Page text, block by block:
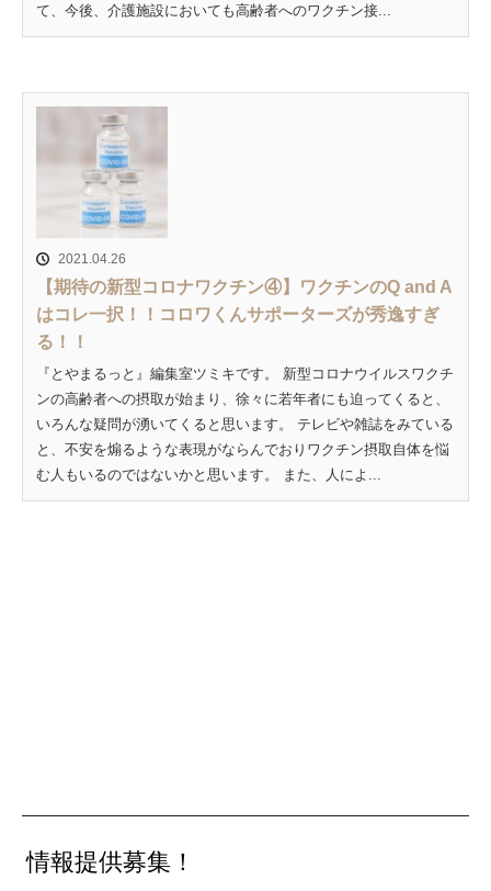
て、今後、介護施設においても高齢者へのワクチン接...
2021.04.26
【期待の新型コロナワクチン④】ワクチンのQ and A
はコレ一択！！コロワくんサポーターズが秀逸すぎ
る！！
『とやまるっと』編集室ツミキです。 新型コロナウイルスワクチ
ンの高齢者への摂取が始まり、徐々に若年者にも迫ってくると、
いろんな疑問が湧いてくると思います。 テレビや雑誌をみている
と、不安を煽るような表現がならんでおりワクチン摂取自体を悩
む人もいるのではないかと思います。 また、人によ...
情報提供募集！